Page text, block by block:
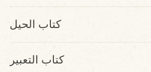
كتاب الحيل
كتاب التعبير